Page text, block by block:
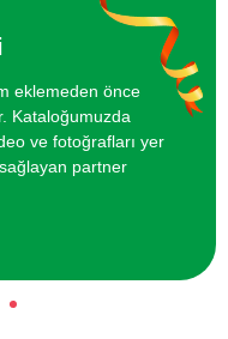
eklemeden önce
Kataloğumuzda
ve fotoğrafları yer
partner